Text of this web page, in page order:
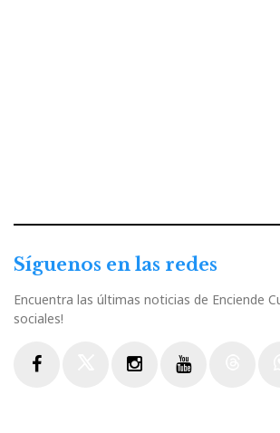
Síguenos en las redes
Encuentra las últimas noticias de Enciende
sociales!